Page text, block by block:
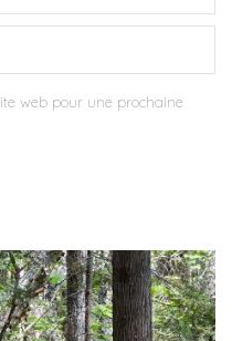
web pour une prochaine